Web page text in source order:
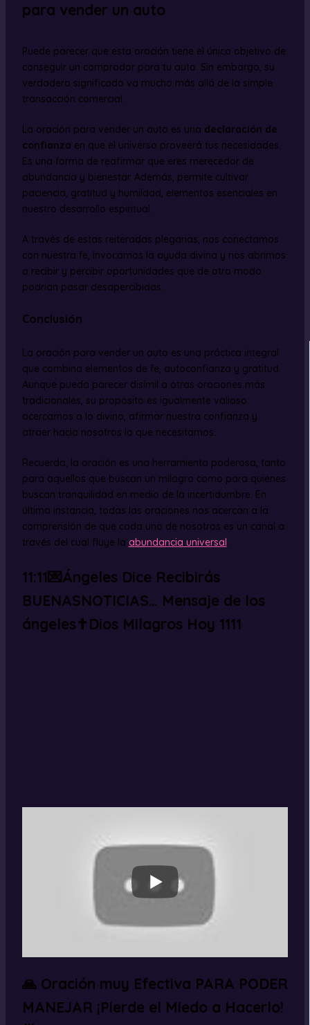
para vender un auto
Puede parecer que esta oración tiene el único objetivo de
conseguir un comprador para tu auto. Sin embargo, su
verdadero significado va mucho más allá de la simple
transacción comercial.
La oración para vender un auto es una declaración de
confianza en que el universo proveerá tus necesidades.
Es una forma de reafirmar que eres merecedor de
abundancia y bienestar. Además, permite cultivar
paciencia, gratitud y humildad, elementos esenciales en
nuestro desarrollo espiritual.
A través de estas reiteradas plegarias, nos conectamos
con nuestra fe, invocamos la ayuda divina y nos abrimos
a recibir y percibir oportunidades que de otro modo
podrían pasar desapercibidas.
Conclusión
La oración para vender un auto es una práctica integral
que combina elementos de fe, autoconfianza y gratitud.
Aunque pueda parecer disímil a otras oraciones más
tradicionales, su propósito es igualmente valioso:
acercarnos a lo divino, afirmar nuestra confianza y
atraer hacia nosotros lo que necesitamos.
Recuerda, la oración es una herramienta poderosa, tanto
para aquellos que buscan un milagro como para quienes
buscan tranquilidad en medio de la incertidumbre. En
última instancia, todas las oraciones nos acercan a la
comprensión de que cada uno de nosotros es un canal a
través del cual fluye la abundancia universal.
11:11💌Ángeles Dice Recibirás
BUENASNOTICIAS… Mensaje de los
ángeles✝️Dios Milagros Hoy 1111
🙏 Oración muy Efectiva PARA PODER
MANEJAR ¡Pierde el Miedo a Hacerlo!